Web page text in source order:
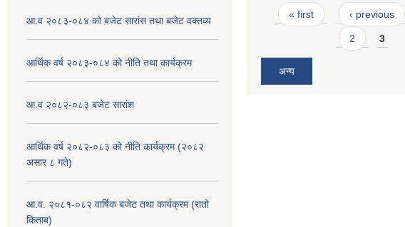
आ.व २०८३-०८४ को बजेट सारांस तथा बजेट वक्तव्य
आर्थिक वर्ष २०८३-०८४ को नीति तथा कार्यक्रम
आ.व २०८२-०८३ बजेट सारांश
आर्थिक वर्ष २०८२-०८३ को नीति कार्यक्रम (२०८२
असार ८ गते)
आ.व. २०८१-०८२ वार्षिक बजेट तथा कार्यक्रम (रातो
किताब)
Pages
« first ‹ previous
2 3
अन्य